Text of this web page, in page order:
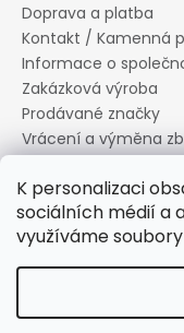
K personalizaci
sociálních médií a
využíváme
Doprava a platba
Kontakt / Kamenná
Informace o
Zakázková výroba
Prodávané značky
Vrácení a výměna
Informace o
Reklamační řád
Obchodní podmínky